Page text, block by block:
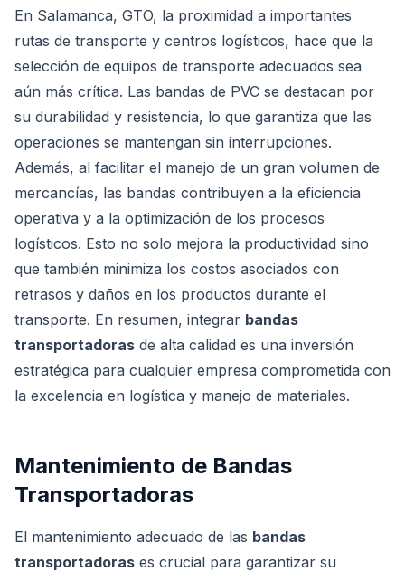
En Salamanca, GTO, la proximidad a importantes
rutas de transporte y centros logísticos, hace que la
selección de equipos de transporte adecuados sea
aún más crítica. Las bandas de PVC se destacan por
su durabilidad y resistencia, lo que garantiza que las
operaciones se mantengan sin interrupciones.
Además, al facilitar el manejo de un gran volumen de
mercancías, las bandas contribuyen a la eficiencia
operativa y a la optimización de los procesos
logísticos. Esto no solo mejora la productividad sino
que también minimiza los costos asociados con
retrasos y daños en los productos durante el
transporte. En resumen, integrar bandas
transportadoras de alta calidad es una inversión
estratégica para cualquier empresa comprometida con
la excelencia en logística y manejo de materiales.
Mantenimiento de Bandas
Transportadoras
El mantenimiento adecuado de las bandas
transportadoras es crucial para garantizar su